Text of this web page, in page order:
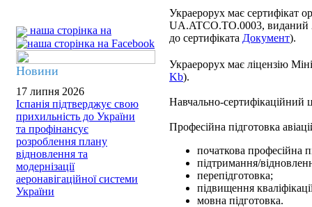
наша сторінка на
Новини
17 липня 2026
Іспанія підтверджує свою
прихильність до України
та профінансує
розроблення плану
відновлення та
модернізації
аеронавігаційної системи
України
Украерорух має сертифікат
UA.ATCO.TO.0003, виданий
до сертифіката Документ).
Украерорух має ліцензію
Kb).
Навчально-сертифікаційний
Професійна підготовка
початкова професійна
підтримання/
перепідготовка;
підвищення
мовна підготовка.